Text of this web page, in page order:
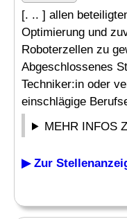
[. .. ] allen
Optimierung und
Roboterzellen zu
Abgeschlossenes
Techniker:in oder
einschlägige
MEHR INFOS
▶ Zur